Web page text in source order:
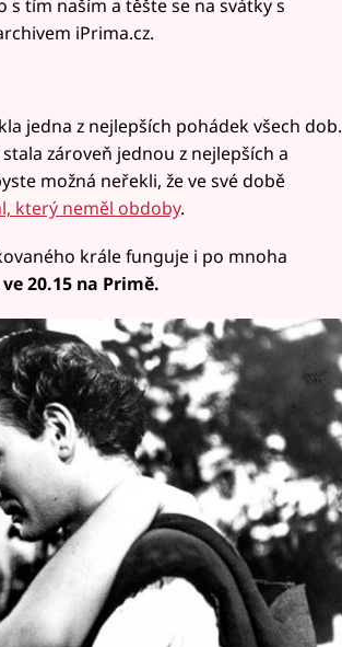
tím naším a těšte se na svátky s
iPrima.cz.
jedna z nejlepších pohádek všech dob.
zároveň jednou z nejlepších a
možná neřekli, že ve své době
který neměl obdoby.
krále funguje i po mnoha
20.15 na Primě.